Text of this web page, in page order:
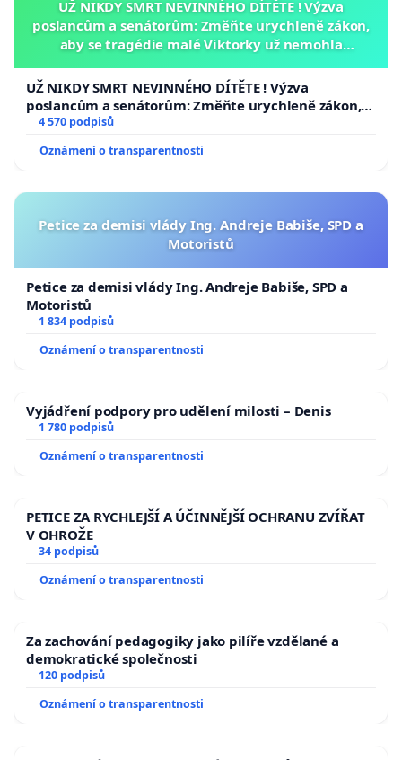
UŽ NIKDY SMRT NEVINNÉHO DÍTĚTE ! Výzva
poslancům a senátorům: Změňte urychleně zákon,
aby se tragédie malé Viktorky už nemohla
UŽ NIKDY SMRT NEVINNÉHO DÍTĚTE ! Výzva
poslancům a senátorům: Změňte urychleně zákon,
aby se tragédie malé Viktorky už nemohla opakovat!
4 570 podpisů
Oznámení o transparentnosti
Petice za demisi vlády Ing. Andreje Babiše, SPD a
Motoristů
Petice za demisi vlády Ing. Andreje Babiše, SPD a
Motoristů
1 834 podpisů
Oznámení o transparentnosti
Vyjádření podpory pro udělení milosti – Denis
1 780 podpisů
Oznámení o transparentnosti
PETICE ZA RYCHLEJŠÍ A ÚČINNĚJŠÍ OCHRANU ZVÍŘAT
V OHROŽE
34 podpisů
Oznámení o transparentnosti
Za zachování pedagogiky jako pilíře vzdělané a
demokratické společnosti
120 podpisů
Oznámení o transparentnosti